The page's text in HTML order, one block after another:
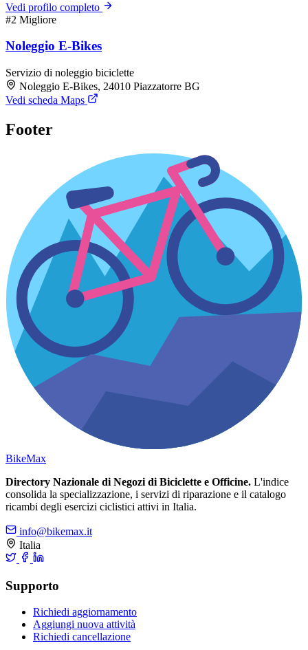
Vedi profilo completo
#2 Migliore
Noleggio E-Bikes
Servizio di noleggio biciclette
Noleggio E-Bikes, 24010 Piazzatorre BG
Vedi scheda Maps
Footer
BikeMax
Directory Nazionale di Negozi di Biciclette e Officine. L'indice
consolida la specializzazione, i servizi di riparazione e il catalogo
ricambi degli esercizi ciclistici attivi in Italia.
info@bikemax.it
Italia
Supporto
Richiedi aggiornamento
Aggiungi nuova attività
Richiedi cancellazione